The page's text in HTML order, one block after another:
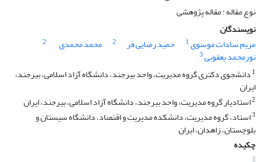
نوع مقاله : مقاله پژوهشی
نویسندگان
مریم سادات موسوی1 حمید رضایی فر 2 محمد محمدی 2
نورمحمد یعقوبی3
1 دانشجوی دکتری گروه مدیریت، واحد بیرجند، دانشگاه آزاد اسلامی، بیرجند،
ایران
2استادیار گروه مدیریت، واحد بیرجند، دانشگاه آزاد اسلامی، بیرجند، ایران
3استاد، گروه مدیریت، دانشکده مدیریت و اقتصاد، دانشگاه سیستان و
بلوچستان، زاهدان، ایران
چکیده